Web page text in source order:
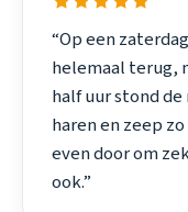
“Op een
helemaal terug,
half uur stond
haren en zeep
even door om
ook.”